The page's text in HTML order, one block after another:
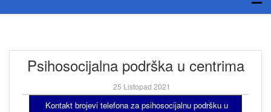
Psihosocijalna podrška u centrima
25 Listopad 2021
Kontakt brojevi telefona za psihosocijalnu podršku u